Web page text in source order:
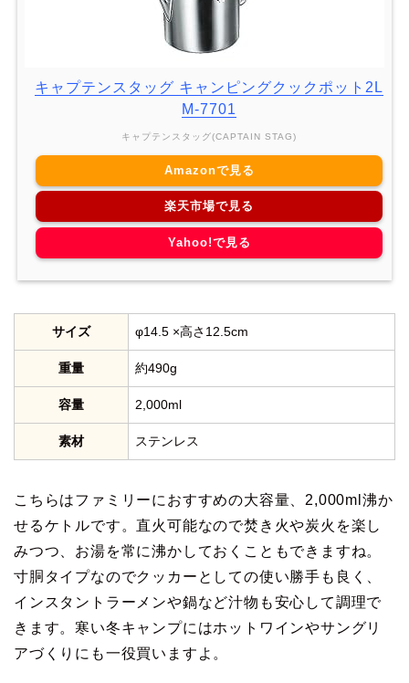
キャプテンスタッグ キャンピングクックポット2L
M-7701
キャプテンスタッグ(CAPTAIN STAG)
Amazonで見る
楽天市場で見る
Yahoo!で見る
サイズ φ14.5 ×高さ12.5cm
重量 約490g
容量 2,000ml
素材 ステンレス
こちらはファミリーにおすすめの大容量、2,000ml沸か
せるケトルです。直火可能なので焚き火や炭火を楽し
みつつ、お湯を常に沸かしておくこともできますね。
寸胴タイプなのでクッカーとしての使い勝手も良く、
インスタントラーメンや鍋など汁物も安心して調理で
きます。寒い冬キャンプにはホットワインやサングリ
アづくりにも一役買いますよ。